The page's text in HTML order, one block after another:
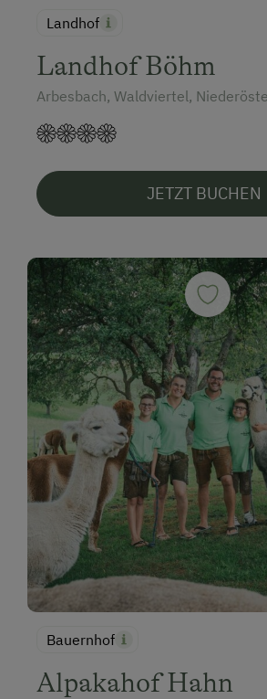
Landhof
Landhof Böhm
Arbesbach, Waldviertel,
JETZT BUCHEN
Bauernhof
Alpakahof Hahn